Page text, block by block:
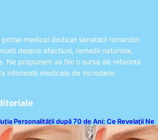
medical dedicat sanatatii romanilor.
despre afectiuni, remedii naturiste,
Ne propunem sa fim o sursa de referinta
informatii medicale de incredere.
Personalității după 70 de Ani: Ce Revelații Ne
Studiile Psihologice